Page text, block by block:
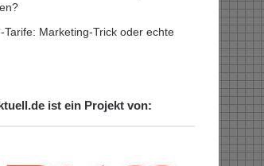
Tarife: Marketing-Trick oder echte
ist ein Projekt von: